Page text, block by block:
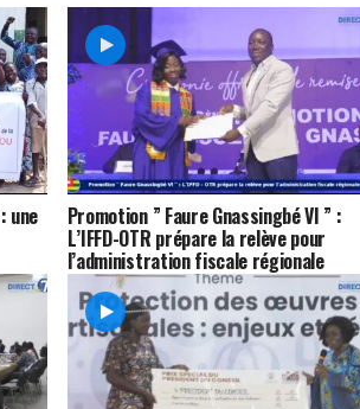
une Promotion ” Faure Gnassingbé VI ” :
L’IFFD-OTR prépare la relève pour
l’administration fiscale régionale